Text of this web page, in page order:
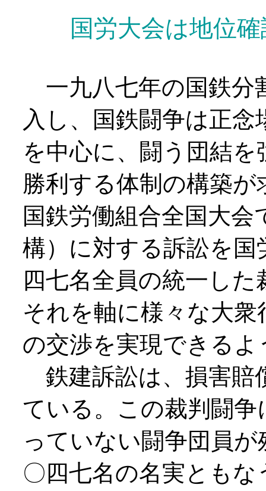
国労大会は地位
一九八七年の国鉄分
入し、国鉄闘争は正
を中心に、闘う団結
勝利する体制の構築
国鉄労働組合全国大
構）に対する訴訟を
四七名全員の統一し
それを軸に様々な大
の交渉を実現できる
鉄建訴訟は、損害賠
ている。この裁判闘
っていない闘争団員
〇四七名の名実とも